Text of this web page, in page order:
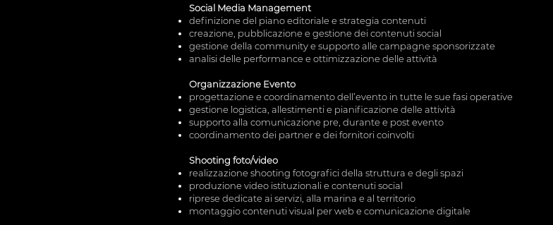
Social Media Management
definizione del piano editoriale e strategia contenuti
creazione, pubblicazione e gestione dei contenuti social
gestione della community e supporto alle campagne sponsorizzate
analisi delle performance e ottimizzazione delle attività
Organizzazione Evento
progettazione e coordinamento dell’evento in tutte le sue fasi operative
gestione logistica, allestimenti e pianificazione delle attività
supporto alla comunicazione pre, durante e post evento
coordinamento dei partner e dei fornitori coinvolti
Shooting foto/video
realizzazione shooting fotografici della struttura e degli spazi
produzione video istituzionali e contenuti social
riprese dedicate ai servizi, alla marina e al territorio
montaggio contenuti visual per web e comunicazione digitale